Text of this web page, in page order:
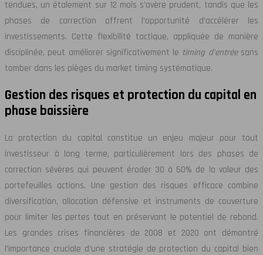
tendues, un étalement sur 12 mois s’avère prudent, tandis que les
phases de correction offrent l’opportunité d’accélérer les
investissements. Cette flexibilité tactique, appliquée de manière
disciplinée, peut améliorer significativement le timing d’entréesans
tomber dans les pièges du market timing systématique.
Gestion des risques et protection du capital en
phase baissière
La protection du capital constitue un enjeu majeur pour tout
investisseur à long terme, particulièrement lors des phases de
correction sévères qui peuvent éroder 30 à 50% de la valeur des
portefeuilles actions. Une gestion des risques efficace combine
diversification, allocation défensive et instruments de couverture
pour limiter les pertes tout en préservant le potentiel de rebond.
Les grandes crises financières de 2008 et 2020 ont démontré
l’importance cruciale d’une stratégie de protection du capital bien